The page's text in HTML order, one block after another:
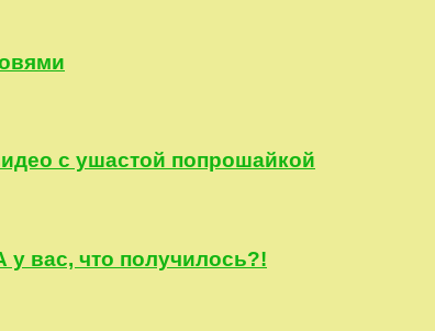
с ушастой попрошайкой
вас, что получилось?!